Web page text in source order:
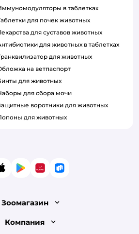
Иммуномодуляторы в таблетках
Таблетки для почек животных
Лекарства для суставов животных
Антибиотики для животных в таблетках
Транквилизатор для животных
Обложка на ветпаспорт
Бинты для животных
Наборы для сбора мочи
Защитные воротники для животных
Попоны для животных
App StoreGoogle Play
AppGallery
RuStore
Зоомагазин
Лицензия
Компания